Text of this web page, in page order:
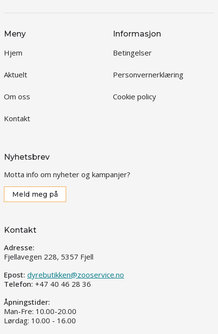
Meny
Hjem
Aktuelt
Om oss
Kontakt
Informasjon
Betingelser
Personvernerklæring
Cookie policy
Nyhetsbrev
Motta info om nyheter og kampanjer?
Meld meg på
Kontakt
Adresse:
Fjellavegen 228, 5357 Fjell
Epost: dyrebutikken@zooservice.no
Telefon: +47 40 46 28 36
Åpningstider:
Man-Fre: 10.00-20.00
Lørdag: 10.00 - 16.00